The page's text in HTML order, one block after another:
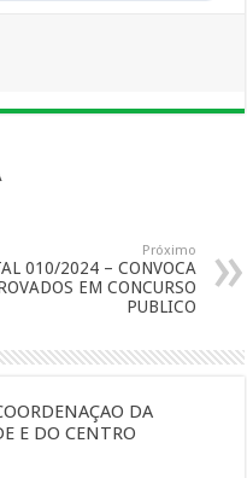
Próximo
010/2024 – CONVOCA
EM CONCURSO
PUBLICO
DA
E DO CENTRO